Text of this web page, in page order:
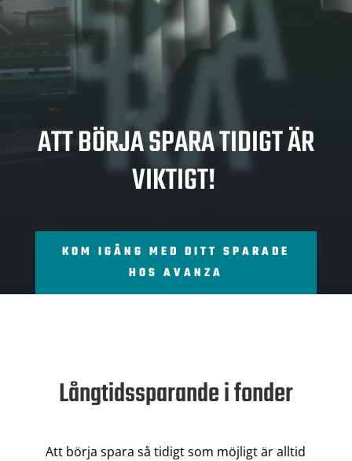
RA
ATT BÖRJA SPARA TIDIGT ÄR
VIKTIGT!
KOM IGÅNG MED DITT SPARADE
HOS AVANZA
Långtidssparande i fonder
Att börja spara så tidigt som möjligt är alltid